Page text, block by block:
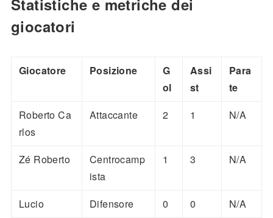
giocatori
Giocatore Posizione
G
ol
Assi
st
Para
te
Roberto Ca
rlos
Attaccante 2 1 N/A
Zé Roberto
Centrocamp
ista
1 3 N/A
Lucio Difensore 0 0
N/A